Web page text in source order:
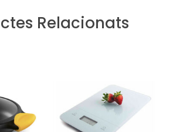
Relacionats